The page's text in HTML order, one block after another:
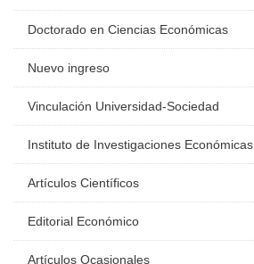
Doctorado en Ciencias Económicas
Nuevo ingreso
Vinculación Universidad-Sociedad
Instituto de Investigaciones Económicas
Artículos Científicos
Editorial Económico
Artículos Ocasionales